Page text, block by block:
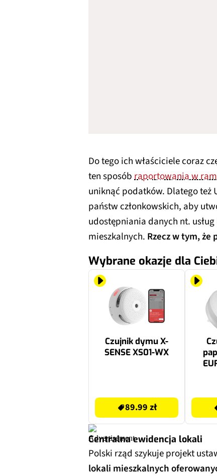
Do tego ich właściciele coraz
ten sposóbraportowania w
uniknąć podatków. Dlatego też
państw członkowskich, aby
udostępniania danych nt.
mieszkalnych. Rzecz w tym,
Wybrane okazje dla
Czujnik dymu X-
SENSE XS01-WX
89.99 zł
Centralna ewidencja lokali
Polski rząd szykuje projekt
lokali mieszkalnych